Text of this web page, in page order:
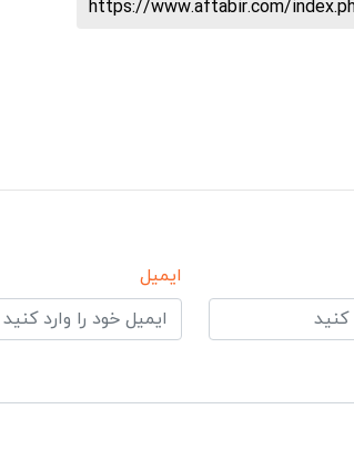
https://www.aftabir.com/
ایمیل